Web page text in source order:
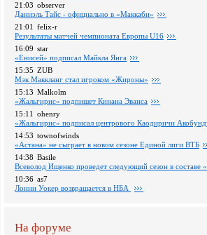
21:03 observer
Даниэль Тайс - официально в «Маккаби»
21:01 felix-r
Pезультаты матчей чемпионата Европы U16
16:09 star
«Енисей» подписал Майкла Янга
15:35 ZUB
Мэк Маккланг стал игроком «Жироны»
15:13 Malkolm
«Жальгирис» подпишет Кинана Эванса
15:11 ohenry
«Жальгирис» подписал центрового Каодиричи
14:53 townofwinds
«Астана» не сыграет в новом сезоне Единой лиги ВТБ
14:38 Basile
Всеволод Ищенко проведет следующий сезон в составе
10:36 as7
Лонни Уокер возвращается в НБА
На форуме